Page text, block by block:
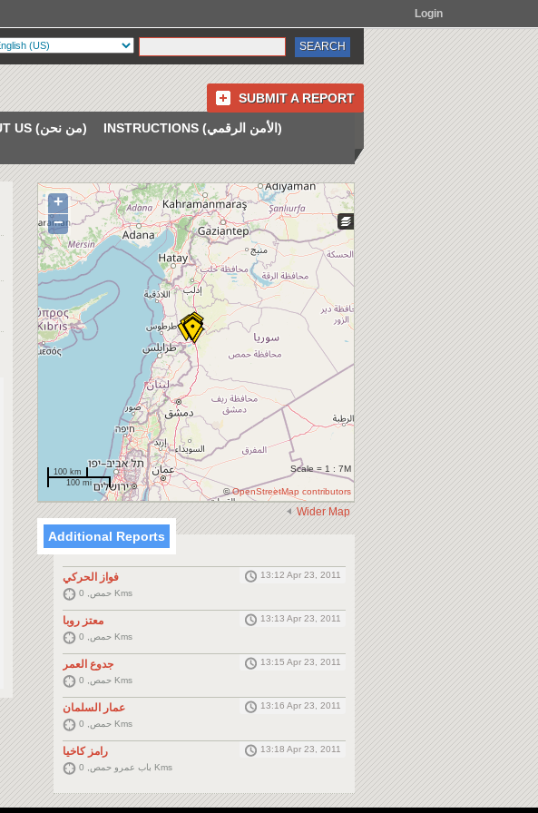
Login
SUBMIT A REPORT
ABOUT US (من نحن)
INSTRUCTIONS (الأمن الرقمي)
+
−
100 km
100 mi
Scale = 1 : 7M
©OpenStreetMap contributors
Wider Map
Additional Reports
فواز الحركي
13:12 Apr 23, 2011
حمص, 0 Kms
معتز روبا
13:13 Apr 23, 2011
حمص, 0 Kms
جدوع العمر
13:15 Apr 23, 2011
حمص, 0 Kms
عمار السلمان
13:16 Apr 23, 2011
حمص, 0 Kms
رامز كاخيا
13:18 Apr 23, 2011
باب عمرو حمص, 0 Kms